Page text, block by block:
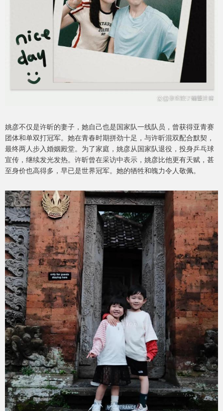
姚彦不仅是许昕的妻子，她自己也是国家队一线队员，曾获得亚青赛
团体和单双打冠军。她在青春时期拼劲十足，与许昕混双配合默契，
最终两人步入婚姻殿堂。为了家庭，姚彦从国家队退役，投身乒乓球
宣传，继续发光发热。许昕曾在采访中表示，姚彦比他更有天赋，甚
至身价也高得多，早已是世界冠军。她的牺牲和魄力令人敬佩。